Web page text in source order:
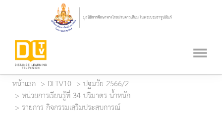
หน้าแรก DLTV10
ปฐมวัย 2566/2
หน่วยการเรียนรู้ที่ 34 ปริมาตร น้ำหนัก
รายการ กิจกรรมเสริมประสบการณ์